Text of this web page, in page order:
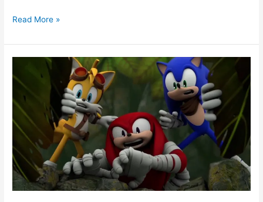
هكذا
FIFA
19
الSwitch
Read More »